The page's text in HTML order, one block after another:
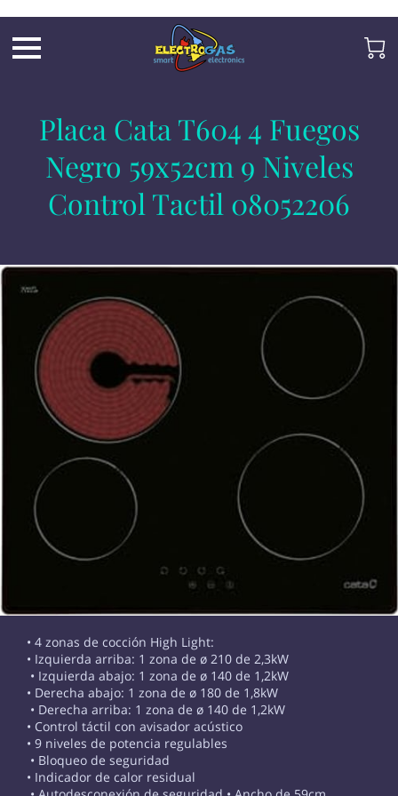
Placa Cata T604 4 Fuegos
Negro 59x52cm 9 Niveles
Control Tactil 08052206
• 4 zonas de cocción High Light:
• Izquierda arriba: 1 zona de ø 210 de 2,3kW
• Izquierda abajo: 1 zona de ø 140 de 1,2kW
• Derecha abajo: 1 zona de ø 180 de 1,8kW
• Derecha arriba: 1 zona de ø 140 de 1,2kW
• Control táctil con avisador acústico
• 9 niveles de potencia regulables
• Bloqueo de seguridad
• Indicador de calor residual